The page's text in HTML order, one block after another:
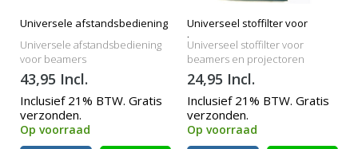
Universele afstandsbediening
Universele afstandsbediening
voor beamers
43,95 Incl.
Inclusief 21% BTW. Gratis
verzonden.
Op voorraad
Universeel stoffilter voor
beamers
Universeel stoffilter voor
beamers en projectoren
24,95 Incl.
Inclusief 21% BTW. Gratis
verzonden.
Op voorraad